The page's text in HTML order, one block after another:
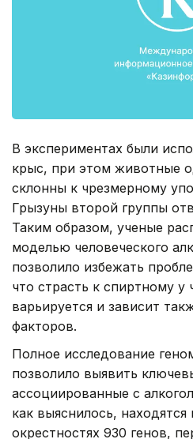
В экспериментах были
крыс, при этом животные
склонны к чрезмерному
Грызуны второй группы
Таким образом, ученые
моделью человеческого
позволило избежать
что страсть к спиртному у
варьируется и зависит
факторов.
Полное исследование
позволило выявить
ассоциированные с
как выяснилось, находятся
окрестностях 930 генов,